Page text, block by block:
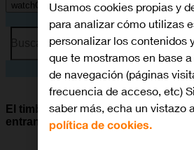
watchOS 11
Busca por problema o tema
El timbre de llamada no suena con
entrantes
Usamos cookies propias y
para analizar cómo utilizas
personalizar los contenidos
que te mostramos en base
de navegación (páginas
frecuencia de acceso, etc)
saber más, echa un vistazo
política de cookies.